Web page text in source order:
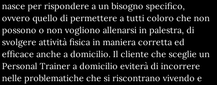
nasce per rispondere a un bisogno specifico,
ovvero quello di permettere a tutti coloro che non
possono o non vogliono allenarsi in palestra, di
svolgere attività fisica in maniera corretta ed
efficace anche a domicilio. Il cliente che sceglie un
Personal Trainer a domicilio eviterà di incorrere
nelle problematiche che si riscontrano vivendo e